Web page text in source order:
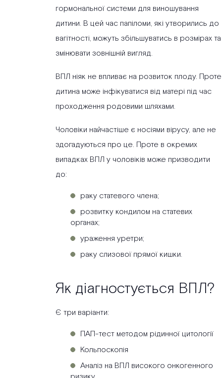
гормональної системи для виношування
дитини. В цей час папіломи, які утворились до
вагітності, можуть збільшуватись в розмірах та
змінювати зовнішній вигляд.
ВПЛ ніяк не впливає на розвиток плоду. Проте
дитина може інфікуватися від матері під час
проходження родовими шляхами.
Чоловіки найчастіше є носіями вірусу, але не
здогадуються про це. Проте в окремих
випадках ВПЛ у чоловіків може призводити
до:
раку статевого члена;
розвитку кондилом на статевих
органах;
ураження уретри;
раку слизової прямої кишки.
Як діагностується ВПЛ?
Є три варіанти:
ПАП-тест методом рідинної цитології
Кольпоскопія
Аналіз на ВПЛ високого онкогенного